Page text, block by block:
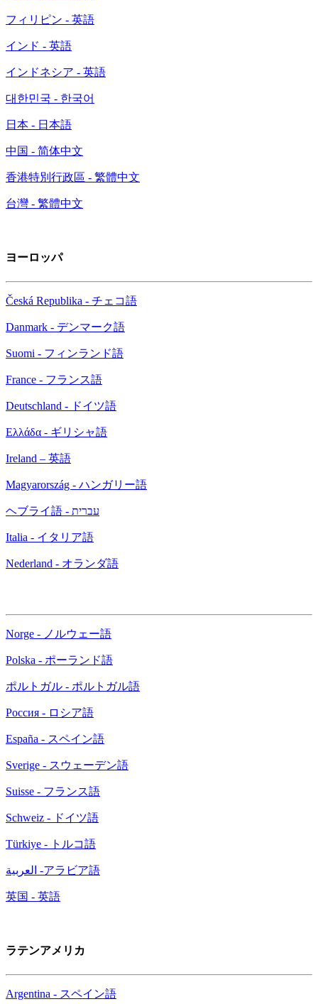
フィリピン - 英語
インド - 英語
インドネシア - 英語
대한민국 - 한국어
日本 - 日本語
中国 - 简体中文
香港特別行政區 - 繁體中文
台灣 - 繁體中文
ヨーロッパ
Česká Republika - チェコ語
Danmark - デンマーク語
Suomi - フィンランド語
France - フランス語
Deutschland - ドイツ語
Ελλάδα - ギリシャ語
Ireland – 英語
Magyarország - ハンガリー語
ヘブライ語 - עברית
Italia - イタリア語
Nederland - オランダ語
Norge - ノルウェー語
Polska - ポーランド語
ポルトガル - ポルトガル語
Россия - ロシア語
España - スペイン語
Sverige - スウェーデン語
Suisse - フランス語
Schweiz - ドイツ語
Türkiye - トルコ語
العربية -アラビア語
英国 - 英語
ラテンアメリカ
Argentina - スペイン語